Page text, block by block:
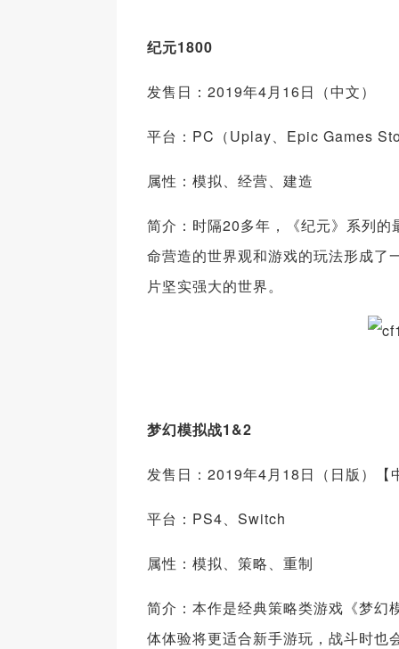
纪元1800
发售日：2019年4月16日（中文）
平台：PC（Uplay、Epic Games
属性：模拟、经营、建造
简介：时隔20多年，《纪元》系列
命营造的世界观和游戏的玩法形成了
片坚实强大的世界。
梦幻模拟战1&2
发售日：2019年4月18日（日版）【
平台：PS4、Switch
属性：模拟、策略、重制
简介：本作是经典策略类游戏《梦幻
体体验将更适合新手游玩，战斗时